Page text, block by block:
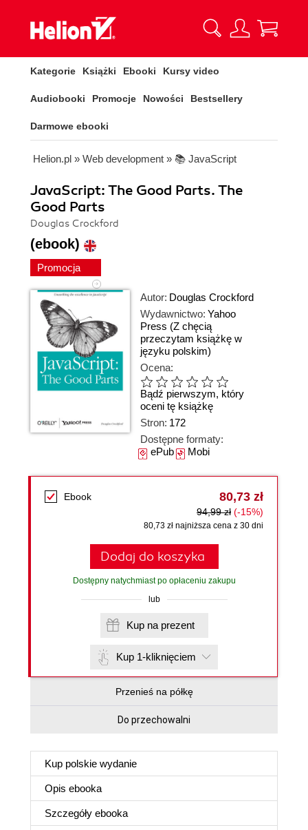
Kategorie Książki Ebooki Kursy video
Audiobooki Promocje Nowości Bestsellery
Darmowe ebooki
Helion.pl » Web development » 📚 JavaScript
JavaScript: The Good Parts. The
Good Parts
Douglas Crockford
(ebook)
Promocja
Autor: Douglas Crockford
Wydawnictwo: Yahoo
Press (Z chęcią
przeczytam książkę w
języku polskim)
Ocena:
Bądź pierwszym, który
oceni tę książkę
Stron: 172
Dostępne formaty:
ePubMobi
Ebook 80,73 zł
94,99 zł (-15%)
80,73 zł najniższa cena z 30 dni
Dodaj do koszyka
Dostępny natychmiast po opłaceniu zakupu
lub
Kup na prezent
Kup 1-kliknięciem
Przenieś na półkę
Do przechowalni
Kup polskie wydanie
Opis ebooka
Szczegóły ebooka